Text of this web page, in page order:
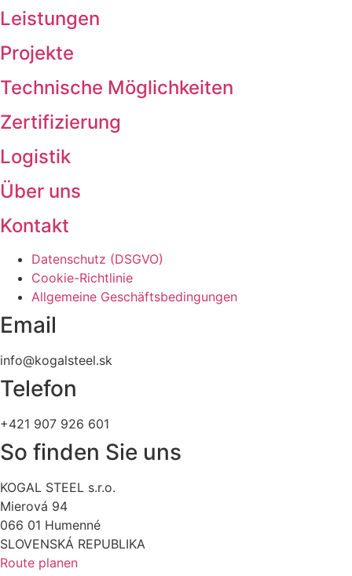
Leistungen
Projekte
Technische Möglichkeiten
Zertifizierung
Logistik
Über uns
Kontakt
Datenschutz (DSGVO)
Cookie-Richtlinie
Allgemeine Geschäftsbedingungen
Email
info@kogalsteel.sk
Telefon
+421 907 926 601
So finden Sie uns
KOGAL STEEL s.r.o.
Mierová 94
066 01 Humenné
SLOVENSKÁ REPUBLIKA
Route planen